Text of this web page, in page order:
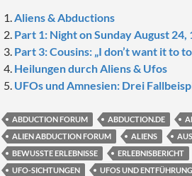
Aliens & Abductions
Part 1: Night on Sunday August 24,
Part 3: Cousins: „I don’t want it to
Heilungen durch Aliens & Ufos
UFOs und Amnesien: Drei
ABDUCTION FORUM ABDUCTION.DE
ALIEN ABDUCTION FORUM
ALIENS
BEWUSSTE ERLEBNISSE
ERLEBNISBERICHT
UFO-SICHTUNGEN
UFOS UND